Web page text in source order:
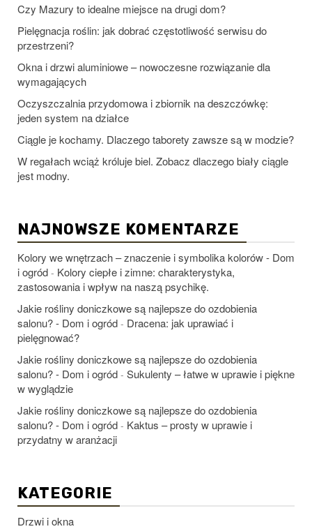
Czy Mazury to idealne miejsce na drugi dom?
Pielęgnacja roślin: jak dobrać częstotliwość serwisu do
przestrzeni?
Okna i drzwi aluminiowe – nowoczesne rozwiązanie dla
wymagających
Oczyszczalnia przydomowa i zbiornik na deszczówkę:
jeden system na działce
Ciągle je kochamy. Dlaczego taborety zawsze są w modzie?
W regałach wciąż króluje biel. Zobacz dlaczego biały ciągle
jest modny.
NAJNOWSZE KOMENTARZE
Kolory we wnętrzach – znaczenie i symbolika kolorów - Dom
i ogród - Kolory ciepłe i zimne: charakterystyka,
zastosowania i wpływ na naszą psychikę.
Jakie rośliny doniczkowe są najlepsze do ozdobienia
salonu? - Dom i ogród - Dracena: jak uprawiać i
pielęgnować?
Jakie rośliny doniczkowe są najlepsze do ozdobienia
salonu? - Dom i ogród - Sukulenty – łatwe w uprawie i piękne
w wyglądzie
Jakie rośliny doniczkowe są najlepsze do ozdobienia
salonu? - Dom i ogród - Kaktus – prosty w uprawie i
przydatny w aranżacji
KATEGORIE
Drzwi i okna